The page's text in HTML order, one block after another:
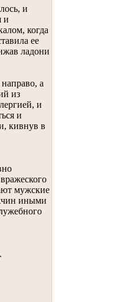
и
и
когда
ее
ладони
а
из
и
и
кивнув в
мужские
иными